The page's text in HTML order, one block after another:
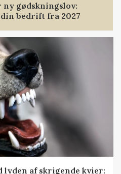
gødskningslov:
bedrift fra 2027
lyden af skrigende kvier: